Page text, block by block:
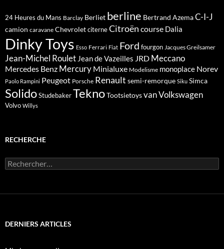
24 Heures du Mans Barclay Berliet berline Bertrand AzemaC-I-J
camion caravane ChevroletciterneCitroën course Dalia
Dinky Toys Esso Ferrari Fiat Ford fourgon Jacques Greilsamer
Jean-Michel Roulet Jean de Vazeilles JRD Meccano
Mercedes Benz Mercury Minialuxe Modelisme monoplace Norev
Paolo Rampini Peugeot Porsche Renault semi-remorque Siku Simca
SolidoStudebakerTeknoTootsietoysvanVolkswagen
Volvo Willys
RECHERCHE
Rechercher :
DERNIERS ARTICLES